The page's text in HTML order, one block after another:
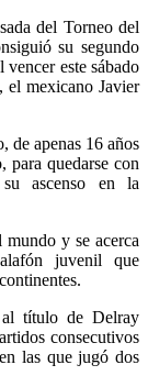
del Torneo del
su segundo
este sábado
el mexicano Javier
de apenas 16 años
para quedarse con
ascenso en la
mundo y se acerca
juvenil que
al título de Delray
consecutivos
las que jugó dos